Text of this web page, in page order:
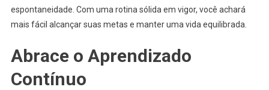
espontaneidade. Com uma rotina sólida em vigor, você achará
mais fácil alcançar suas metas e manter uma vida equilibrada.
Abrace o Aprendizado
Contínuo